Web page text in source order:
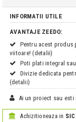
INFORMATII UTILE
AVANTAJE ZEEDO:
Pentru acest produs
viitoare! (detalii)
Poti plati integral
Divizie dedicata
(detalii)
Ai un proiect sau esti
Achizitioneaza in